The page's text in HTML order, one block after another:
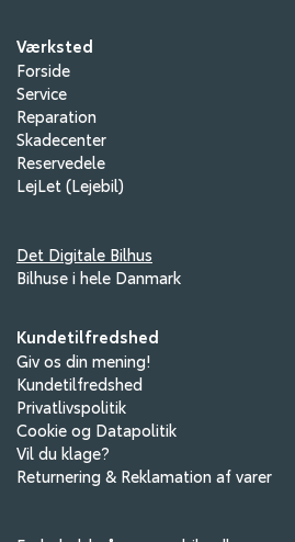
Værksted
Forside
Service
Reparation
Skadecenter
Reservedele
LejLet (Lejebil)
Det Digitale Bilhus
Bilhuse i hele Danmark
Kundetilfredshed
Giv os din mening!
Kundetilfredshed
Privatlivspolitik
Cookie og Datapolitik
Vil du klage?
Returnering & Reklamation af varer